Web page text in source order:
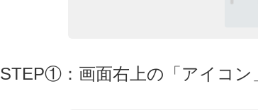
STEP①：画面右上の「アイコ